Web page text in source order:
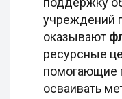
учреждений
оказывают
ресурсные
помогающие
осваивать